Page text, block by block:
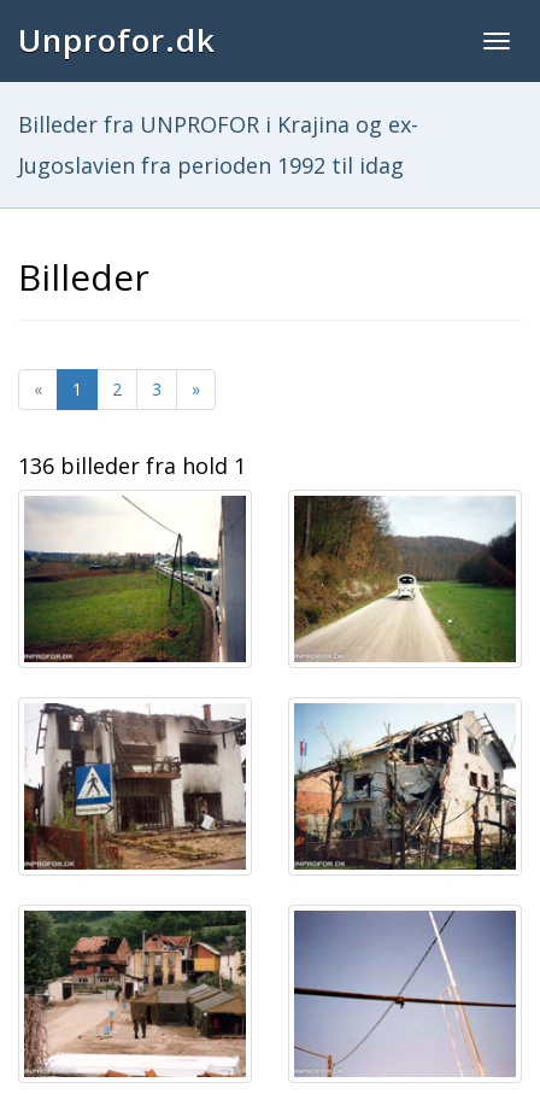
Unprofor.dk
Billeder fra UNPROFOR i Krajina og ex-
Jugoslavien fra perioden 1992 til idag
Billeder
« 1 2 3 »
136 billeder fra hold 1